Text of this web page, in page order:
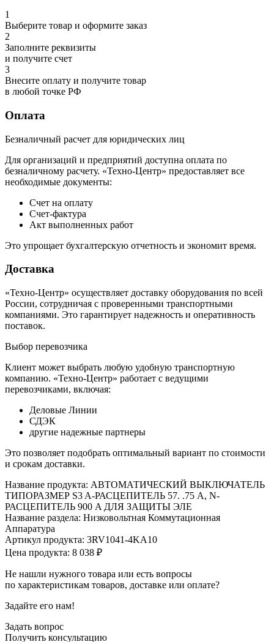
1
Выберите товар и оформите заказ
2
Заполните реквизиты
и получите счет
3
Внесите оплату и получите товар
в любой точке РФ
Оплата
Безналичный расчет для юридических лиц
Для организаций и предприятий доступна оплата по
безналичному расчету. «Техно-Центр» предоставляет все
необходимые документы:
Счет на оплату
Счет-фактура
Акт выполненных работ
Это упрощает бухгалтерскую отчетность и экономит время.
Доставка
«Техно-Центр» осуществляет доставку оборудования по всей
России, сотрудничая с проверенными транспортными
компаниями. Это гарантирует надежность и оперативность
поставок.
Выбор перевозчика
Клиент может выбрать любую удобную транспортную
компанию. «Техно-Центр» работает с ведущими
перевозчиками, включая:
Деловые Линии
СДЭК
другие надежные партнеры
Это позволяет подобрать оптимальный вариант по стоимости
и срокам доставки.
Название продукта: АВТОМАТИЧЕСКИЙ ВЫКЛЮЧАТЕЛЬ
ТИПОРАЗМЕР S3 A-РАСЦЕПИТЕЛЬ 57. .75 A, N-
РАСЦЕПИТЕЛЬ 900 A ДЛЯ ЗАЩИТЫ ЭЛЕ
Название раздела: Низковольтная Коммутационная
Аппаратура
Артикул продукта: 3RV1041-4KA10
Цена продукта: 8 038 ₽
Не нашли нужного товара или есть вопросы
по характеристикам товаров, доставке или оплате?
Задайте его нам!
Задать вопрос
Получить консультацию